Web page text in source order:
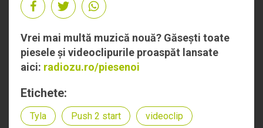
Vrei mai multă muzică nouă? Găsești toate
piesele și videoclipurile proaspăt lansate
aici: radiozu.ro/piesenoi
Etichete:
Tyla Push 2 start videoclip